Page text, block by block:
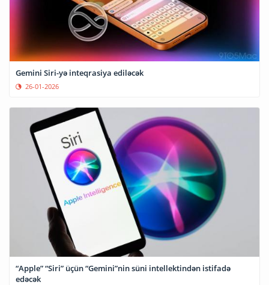
Gemini Siri-yə inteqrasiya ediləcək
26-01-2026
“Apple” “Siri” üçün “Gemini”nin süni intellektindən istifadə
edəcək